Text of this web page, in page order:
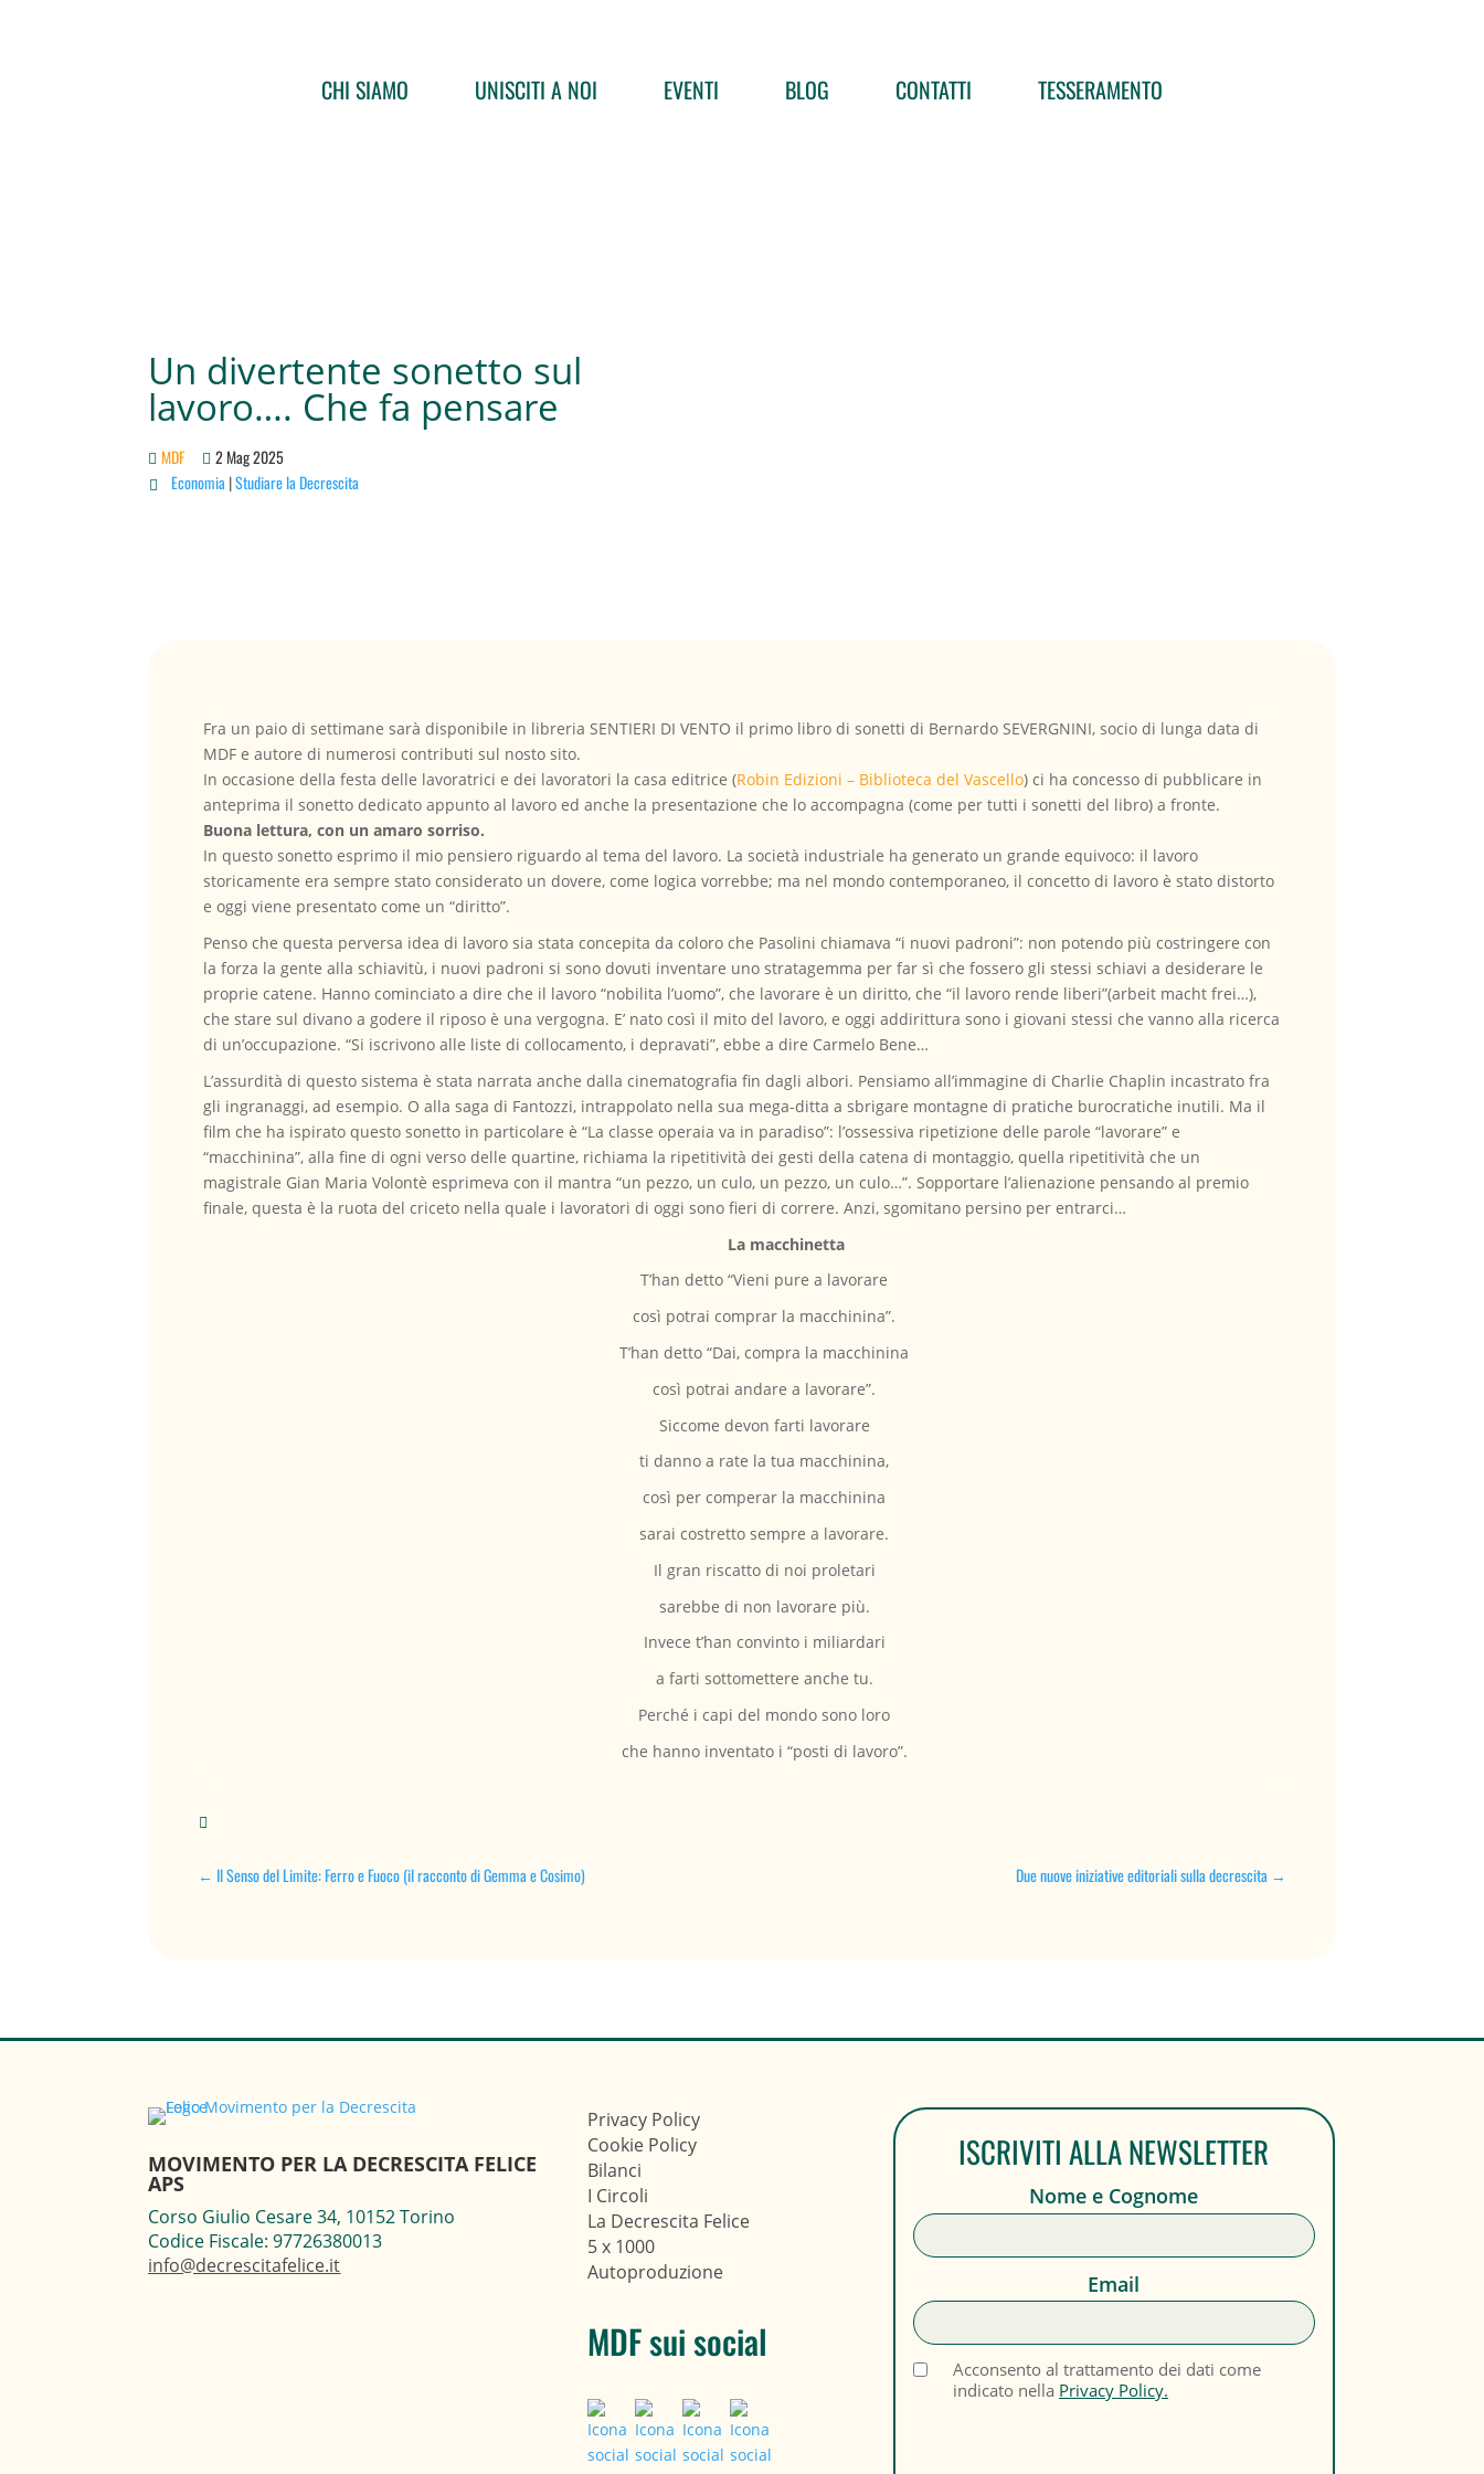
CHI SIAMO UNISCITI A NOI EVENTI BLOG CONTATTI TESSERAMENTO
Un divertente sonetto sul
lavoro…. Che fa pensare
MDF 2 Mag 2025
 Economia |Studiare la Decrescita
Fra un paio di settimane sarà disponibile in libreria SENTIERI DI VENTO il primo libro di sonetti di Bernardo SEVERGNINI, socio di lunga data di
MDF e autore di numerosi contributi sul nosto sito.
In occasione della festa delle lavoratrici e dei lavoratori la casa editrice (Robin Edizioni – Biblioteca del Vascello) ci ha concesso di pubblicare in
anteprima il sonetto dedicato appunto al lavoro ed anche la presentazione che lo accompagna (come per tutti i sonetti del libro) a fronte.
Buona lettura, con un amaro sorriso.
In questo sonetto esprimo il mio pensiero riguardo al tema del lavoro. La società industriale ha generato un grande equivoco: il lavoro
storicamente era sempre stato considerato un dovere, come logica vorrebbe; ma nel mondo contemporaneo, il concetto di lavoro è stato distorto
e oggi viene presentato come un “diritto”.
Penso che questa perversa idea di lavoro sia stata concepita da coloro che Pasolini chiamava “i nuovi padroni”: non potendo più costringere con
la forza la gente alla schiavitù, i nuovi padroni si sono dovuti inventare uno stratagemma per far sì che fossero gli stessi schiavi a desiderare le
proprie catene. Hanno cominciato a dire che il lavoro “nobilita l’uomo”, che lavorare è un diritto, che “il lavoro rende liberi”(arbeit macht frei…),
che stare sul divano a godere il riposo è una vergogna. E’ nato così il mito del lavoro, e oggi addirittura sono i giovani stessi che vanno alla ricerca
di un’occupazione. “Si iscrivono alle liste di collocamento, i depravati”, ebbe a dire Carmelo Bene…
L’assurdità di questo sistema è stata narrata anche dalla cinematografia fin dagli albori. Pensiamo all’immagine di Charlie Chaplin incastrato fra
gli ingranaggi, ad esempio. O alla saga di Fantozzi, intrappolato nella sua mega-ditta a sbrigare montagne di pratiche burocratiche inutili. Ma il
film che ha ispirato questo sonetto in particolare è “La classe operaia va in paradiso”: l’ossessiva ripetizione delle parole “lavorare” e
“macchinina”, alla fine di ogni verso delle quartine, richiama la ripetitività dei gesti della catena di montaggio, quella ripetitività che un
magistrale Gian Maria Volontè esprimeva con il mantra “un pezzo, un culo, un pezzo, un culo…”. Sopportare l’alienazione pensando al premio
finale, questa è la ruota del criceto nella quale i lavoratori di oggi sono fieri di correre. Anzi, sgomitano persino per entrarci…
La macchinetta
T’han detto “Vieni pure a lavorare
così potrai comprar la macchinina”.
T’han detto “Dai, compra la macchinina
così potrai andare a lavorare”.
Siccome devon farti lavorare
ti danno a rate la tua macchinina,
così per comperar la macchinina
sarai costretto sempre a lavorare.
Il gran riscatto di noi proletari
sarebbe di non lavorare più.
Invece t’han convinto i miliardari
a farti sottomettere anche tu.
Perché i capi del mondo sono loro
che hanno inventato i “posti di lavoro”.

← Il Senso del Limite: Ferro e Fuoco (il racconto di Gemma e Cosimo) Due nuove iniziative editoriali sulla decrescita →
MOVIMENTO PER LA DECRESCITA FELICE
APS
Corso Giulio Cesare 34, 10152 Torino
Codice Fiscale: 97726380013
info@decrescitafelice.it
Privacy Policy
Cookie Policy
Bilanci
I Circoli
La Decrescita Felice
5 x 1000
Autoproduzione
MDF sui social
ISCRIVITI ALLA NEWSLETTER
Nome e Cognome
Email
Acconsento al trattamento dei dati come
indicato nella Privacy Policy.